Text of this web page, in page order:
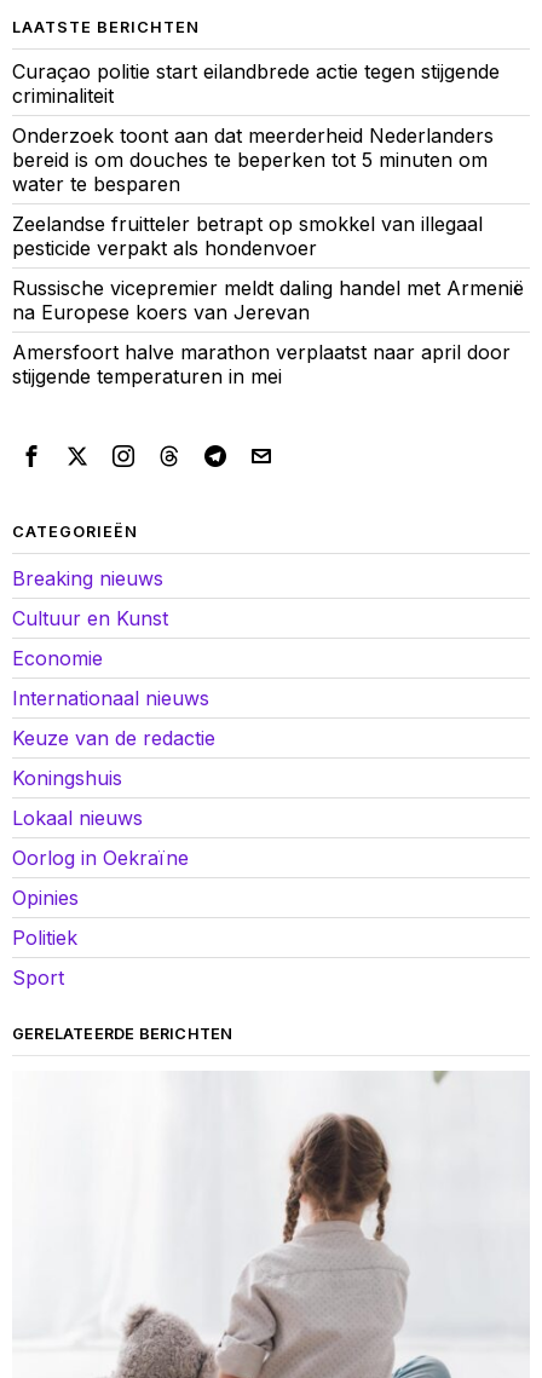
LAATSTE BERICHTEN
Curaçao politie start eilandbrede actie tegen stijgende
criminaliteit
Onderzoek toont aan dat meerderheid Nederlanders
bereid is om douches te beperken tot 5 minuten om
water te besparen
Zeelandse fruitteler betrapt op smokkel van illegaal
pesticide verpakt als hondenvoer
Russische vicepremier meldt daling handel met Armenië
na Europese koers van Jerevan
Amersfoort halve marathon verplaatst naar april door
stijgende temperaturen in mei
CATEGORIEËN
Breaking nieuws
Cultuur en Kunst
Economie
Internationaal nieuws
Keuze van de redactie
Koningshuis
Lokaal nieuws
Oorlog in Oekraïne
Opinies
Politiek
Sport
GERELATEERDE BERICHTEN